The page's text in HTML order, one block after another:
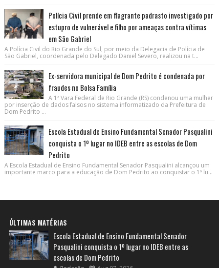
Polícia Civil prende em flagrante padrasto investigado por
estupro de vulnerável e filho por ameaças contra vítimas
em São Gabriel
A Polícia Civil do Rio Grande do Sul, por meio da Delegacia de Polícia de
São Gabriel, coordenada pelo Delegado Daniel Severo, realizou na t...
Ex-servidora municipal de Dom Pedrito é condenada por
fraudes no Bolsa Família
A 1ª Vara Federal de Rio Grande (RS) condenou uma mulher
por inserção de dados falsos no sistema informatizado da Prefeitura de
Dom Pedrito ...
Escola Estadual de Ensino Fundamental Senador Pasqualini
conquista o 1º lugar no IDEB entre as escolas de Dom
Pedrito
A Escola Estadual de Ensino Fundamental Senador Pasqualini alcançou um
importante marco para a educação de Dom Pedrito ao conquistar o 1º lu...
ÚLTIMAS MATÉRIAS
Escola Estadual de Ensino Fundamental Senador
Pasqualini conquista o 1º lugar no IDEB entre as
escolas de Dom Pedrito